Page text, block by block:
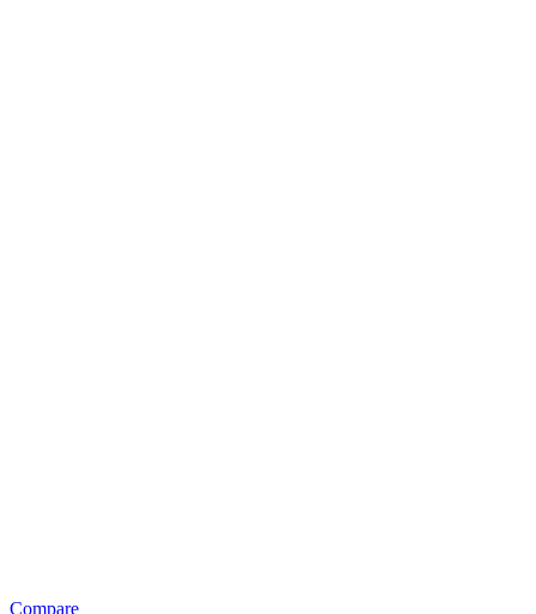
Compare